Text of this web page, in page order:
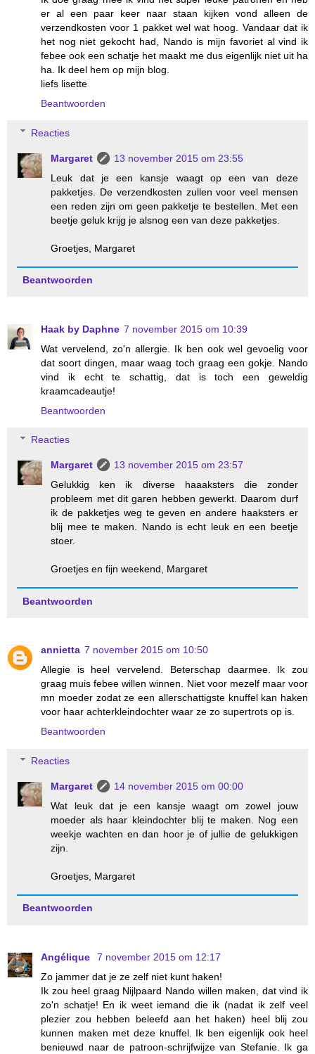
er al een paar keer naar staan kijken vond alleen de
verzendkosten voor 1 pakket wel wat hoog. Vandaar dat ik
het nog niet gekocht had, Nando is mijn favoriet al vind ik
febee ook een schatje het maakt me dus eigenlijk niet uit ha
ha. Ik deel hem op mijn blog.
liefs lisette
Beantwoorden
Reacties
Margaret
13 november 2015 om 23:55
Leuk dat je een kansje waagt op een van deze
pakketjes. De verzendkosten zullen voor veel mensen
een reden zijn om geen pakketje te bestellen. Met een
beetje geluk krijg je alsnog een van deze pakketjes.
Groetjes, Margaret
Beantwoorden
Haak by Daphne 7 november 2015 om 10:39
Wat vervelend, zo'n allergie. Ik ben ook wel gevoelig voor
dat soort dingen, maar waag toch graag een gokje. Nando
vind ik echt te schattig, dat is toch een geweldig
kraamcadeautje!
Beantwoorden
Reacties
Margaret
13 november 2015 om 23:57
Gelukkig ken ik diverse haaaksters die zonder
probleem met dit garen hebben gewerkt. Daarom durf
ik de pakketjes weg te geven en andere haaksters er
blij mee te maken. Nando is echt leuk en een beetje
stoer.
Groetjes en fijn weekend, Margaret
Beantwoorden
annietta 7 november 2015 om 10:50
Allegie is heel vervelend. Beterschap daarmee. Ik zou
graag muis febee willen winnen. Niet voor mezelf maar voor
mn moeder zodat ze een allerschattigste knuffel kan haken
voor haar achterkleindochter waar ze zo supertrots op is.
Beantwoorden
Reacties
Margaret
14 november 2015 om 00:00
Wat leuk dat je een kansje waagt om zowel jouw
moeder als haar kleindochter blij te maken. Nog een
weekje wachten en dan hoor je of jullie de gelukkigen
zijn.
Groetjes, Margaret
Beantwoorden
Angélique
7 november 2015 om 12:17
Zo jammer dat je ze zelf niet kunt haken!
Ik zou heel graag Nijlpaard Nando willen maken, dat vind ik
zo'n schatje! En ik weet iemand die ik (nadat ik zelf veel
plezier zou hebben beleefd aan het haken) heel blij zou
kunnen maken met deze knuffel. Ik ben eigenlijk ook heel
benieuwd naar de patroon-schrijfwijze van Stefanie. Ik ga